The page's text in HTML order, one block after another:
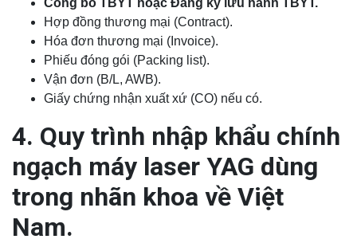
Công bố TBYT hoặc Đăng ký lưu hành TBYT.
Hợp đồng thương mại (Contract).
Hóa đơn thương mại (Invoice).
Phiếu đóng gói (Packing list).
Vận đơn (B/L, AWB).
Giấy chứng nhận xuất xứ (CO) nếu có.
4. Quy trình nhập khẩu chính
ngạch máy laser YAG dùng
trong nhãn khoa về Việt
Nam.